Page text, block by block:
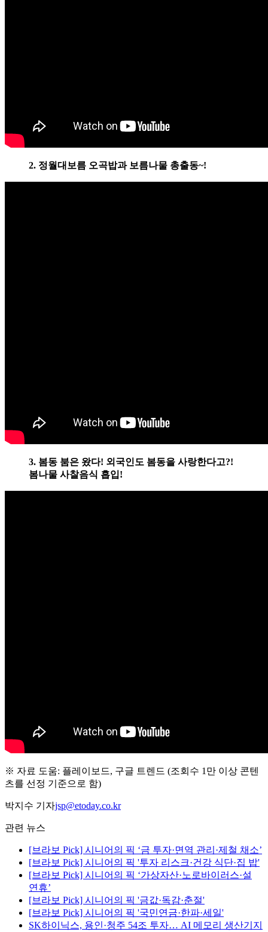
2. 정월대보름 오곡밥과 보름나물 총출동~!
3. 봄동 붐은 왔다! 외국인도 봄동을 사랑한다고?!
봄나물 사찰음식 흡입!
※ 자료 도움: 플레이보드, 구글 트렌드 (조회수 1만 이상 콘텐
츠를 선정 기준으로 함)
박지수 기자jsp@etoday.co.kr
관련 뉴스
[브라보 Pick] 시니어의 픽 ‘금 투자·면역 관리·제철 채소’
[브라보 Pick] 시니어의 픽 '투자 리스크·건강 식단·집 밥'
[브라보 Pick] 시니어의 픽 ‘가상자산·노로바이러스·설
연휴’
[브라보 Pick] 시니어의 픽 '금값·독감·춘절'
[브라보 Pick] 시니어의 픽 '국민연금·한파·세일'
SK하이닉스, 용인·청주 54조 투자… AI 메모리 생산기지